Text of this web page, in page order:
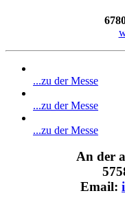
...zu der Messe
...zu der Messe
...zu der Messe
An der
Email: